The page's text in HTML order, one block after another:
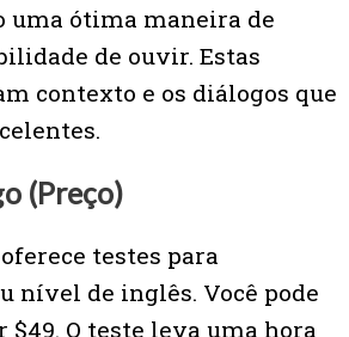
uma ótima maneira de
de ouvir. Estas
contexto e os diálogos que
(Preço)
testes para
nível de inglês. Você pode
$49. O teste leva uma hora